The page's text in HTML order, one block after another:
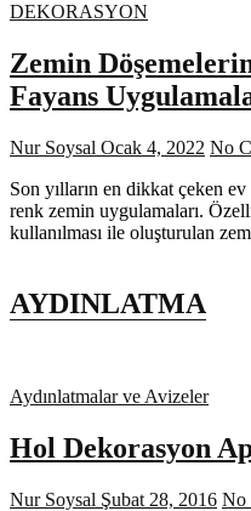
DEKORASYON
Zemin
Fayans
Nur Soysal Ocak 4, 2022 No
Son yılların en dikkat çeken
renk zemin uygulamaları.
kullanılması ile oluşturulan
AYDINLATMA
Aydınlatmalar ve Avizeler
Hol Dekorasyon
Nur Soysal Şubat 28, 2016 No